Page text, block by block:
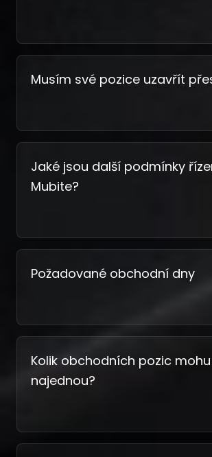
Musím své pozice uzavřít
Jaké jsou další podmínky
Mubite?
Požadované obchodní dny
Kolik obchodních pozic
najednou?